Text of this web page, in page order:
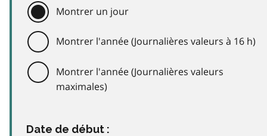
Montrer un jour
Montrer l'année (Journalières valeurs à 16 h)
Montrer l'année (Journalières valeurs
maximales)
Date de début :